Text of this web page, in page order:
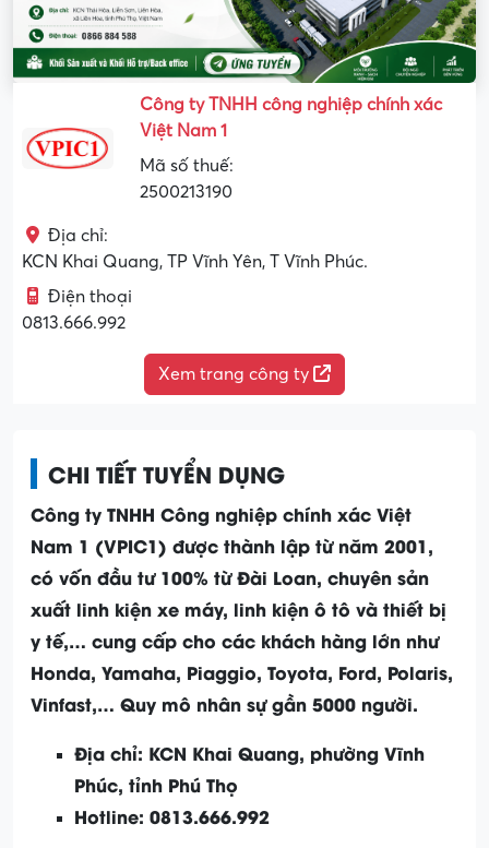
Công ty TNHH công nghiệp chính xác
Việt Nam 1
Mã số thuế:
2500213190
Địa chỉ:
KCN Khai Quang, TP Vĩnh Yên, T Vĩnh Phúc.
Điện thoại
0813.666.992
Xem trang công ty
CHI TIẾT TUYỂN DỤNG
Công ty TNHH Công nghiệp chính xác Việt
Nam 1 (VPIC1) được thành lập từ năm 2001,
có vốn đầu tư 100% từ Đài Loan, chuyên sản
xuất linh kiện xe máy, linh kiện ô tô và thiết bị
y tế,… cung cấp cho các khách hàng lớn như
Honda, Yamaha, Piaggio, Toyota, Ford, Polaris,
Vinfast,… Quy mô nhân sự gần 5000 người.
Địa chỉ: KCN Khai Quang, phường Vĩnh
Phúc, tỉnh Phú Thọ
Hotline: 0813.666.992